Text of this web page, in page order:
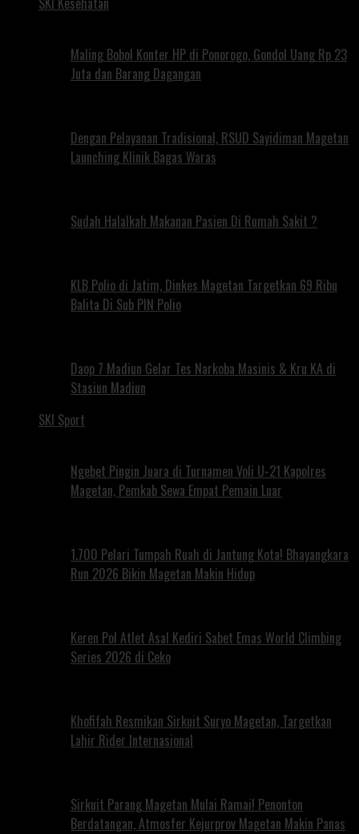
Maling Bobol Konter HP di Ponorogo, Gondol Uang Rp 23
Juta dan Barang Dagangan
Dengan Pelayanan Tradisional, RSUD Sayidiman Magetan
Launching Klinik Bagas Waras
Sudah Halalkah Makanan Pasien Di Rumah Sakit ?
KLB Polio di Jatim, Dinkes Magetan Targetkan 69 Ribu
Balita Di Sub PIN Polio
Daop 7 Madiun Gelar Tes Narkoba Masinis & Kru KA di
Stasiun Madiun
SKI Sport
Ngebet Pingin Juara di Turnamen Voli U-21 Kapolres
Magetan, Pemkab Sewa Empat Pemain Luar
1.700 Pelari Tumpah Ruah di Jantung Kota! Bhayangkara
Run 2026 Bikin Magetan Makin Hidup
Keren Pol Atlet Asal Kediri Sabet Emas World Climbing
Series 2026 di Ceko
Khofifah Resmikan Sirkuit Suryo Magetan, Targetkan
Lahir Rider Internasional
Sirkuit Parang Magetan Mulai Ramai! Penonton
Berdatangan, Atmosfer Kejurprov Magetan Makin Panas